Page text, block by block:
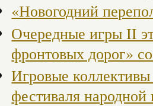
«Новогодний
Очередные игры II
фронтовых дорог»
Игровые
фестиваля